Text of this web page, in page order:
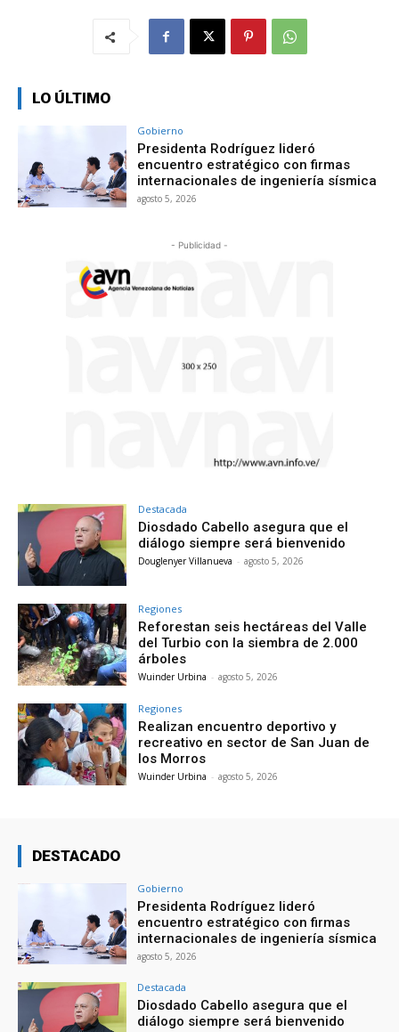
LO ÚLTIMO
Gobierno
Presidenta Rodríguez lideró
encuentro estratégico con firmas
internacionales de ingeniería sísmica
agosto 5, 2026
- Publicidad -
Destacada
Diosdado Cabello asegura que el
diálogo siempre será bienvenido
Douglenyer Villanueva - agosto 5, 2026
Regiones
Reforestan seis hectáreas del Valle
del Turbio con la siembra de 2.000
árboles
Wuinder Urbina - agosto 5, 2026
Regiones
Realizan encuentro deportivo y
recreativo en sector de San Juan de
los Morros
Wuinder Urbina - agosto 5, 2026
DESTACADO
Gobierno
Presidenta Rodríguez lideró
encuentro estratégico con firmas
internacionales de ingeniería sísmica
agosto 5, 2026
Destacada
Diosdado Cabello asegura que el
diálogo siempre será bienvenido